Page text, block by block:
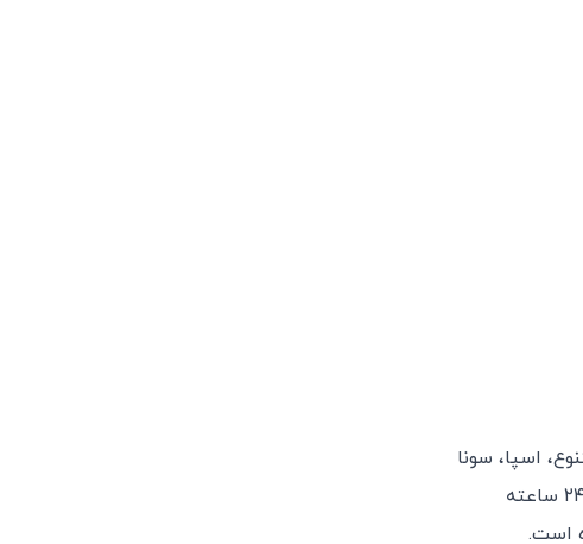
با منوی متنوع، اسپا، سونا
و باشگاه بدنسازی را ارائه می‌دهد. اتاق‌ها دارای تهویه مطبوع، تلویزیون، یخچال، حمام خصوصی و سرویس روم سرویس ۲۴ ساعته
است.